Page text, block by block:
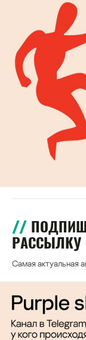
РАССЫЛКУ
Самая актуальная